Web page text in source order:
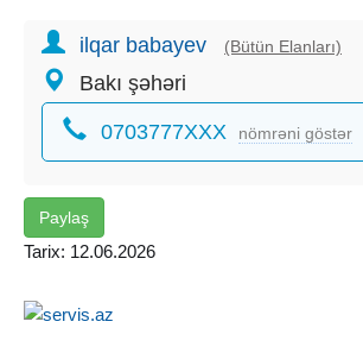
ilqar babayev (Bütün Elanları)
Bakı şəhəri
0703777XXX nömrəni göstər
Paylaş
Tarix: 12.06.2026